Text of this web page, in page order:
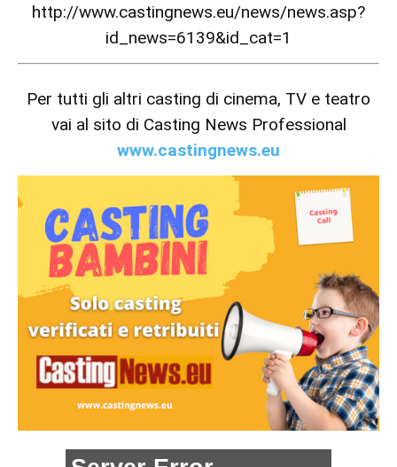
http://www.castingnews.eu/news/news.asp?
id_news=6139&id_cat=1
Per tutti gli altri casting di cinema, TV e teatro
vai al sito di Casting News Professional
www.castingnews.eu